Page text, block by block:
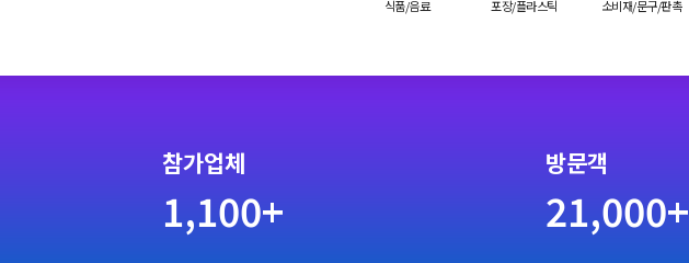
식품/음료 포장/플라스틱 소비재/문구/판촉
참가업체 방문객
1,100+ 21,000+